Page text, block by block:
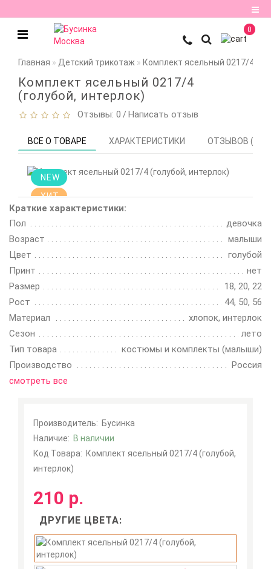
Регистрация
закладки
0
Главная Детский трикотаж Комплект ясельный 0217/4
Комплект ясельный 0217/4
(голубой, интерлок)
Отзывы: 0 /Написать отзыв
ВСЕ О ТОВАРЕ ХАРАКТЕРИСТИКИ ОТЗЫВОВ (0)
NEW
ХИТ
Цена снижена!
Краткие характеристики:
Пол
девочка
Возраст
малыши
Цвет
голубой
Принт
нет
Размер
18, 20, 22
Рост
44, 50, 56
Материал
хлопок, интерлок
Сезон
лето
Тип товара
костюмы и комплекты (малыши)
Производство
Россия
смотреть все
Производитель: Бусинка
Наличие: В наличии
Код Товара: Комплект ясельный 0217/4 (голубой,
интерлок)
210 р.
ДРУГИЕ ЦВЕТА: